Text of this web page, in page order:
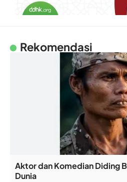
Rekomendasi
Aktor dan Komedian Diding
Dunia